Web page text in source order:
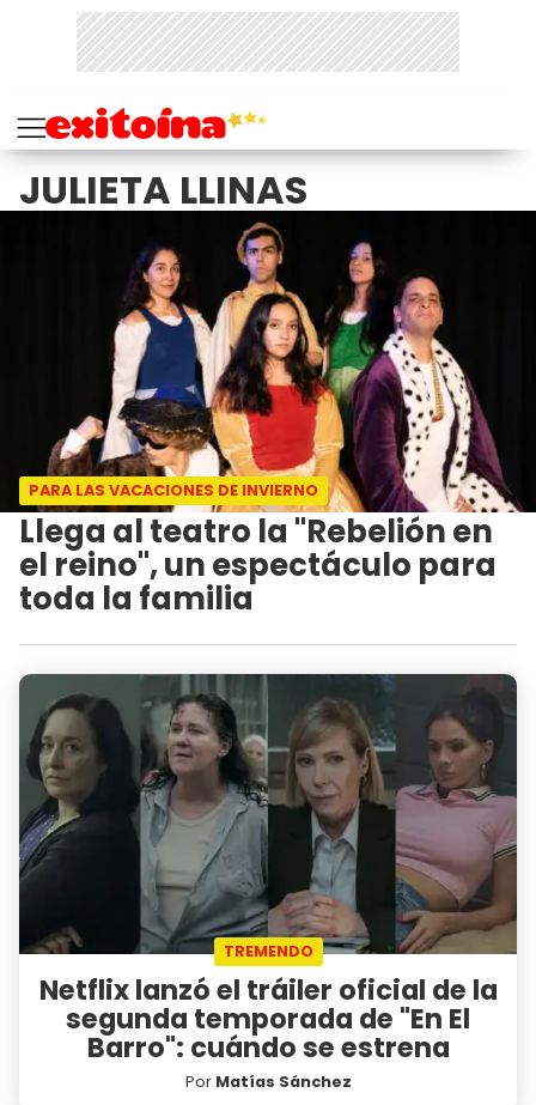
JULIETA LLINAS
PARA LAS VACACIONES DE INVIERNO
Llega al teatro la "Rebelión en
el reino", un espectáculo para
toda la familia
TREMENDO
Netflix lanzó el tráiler oficial de la
segunda temporada de "En El
Barro": cuándo se estrena
Por Matías Sánchez